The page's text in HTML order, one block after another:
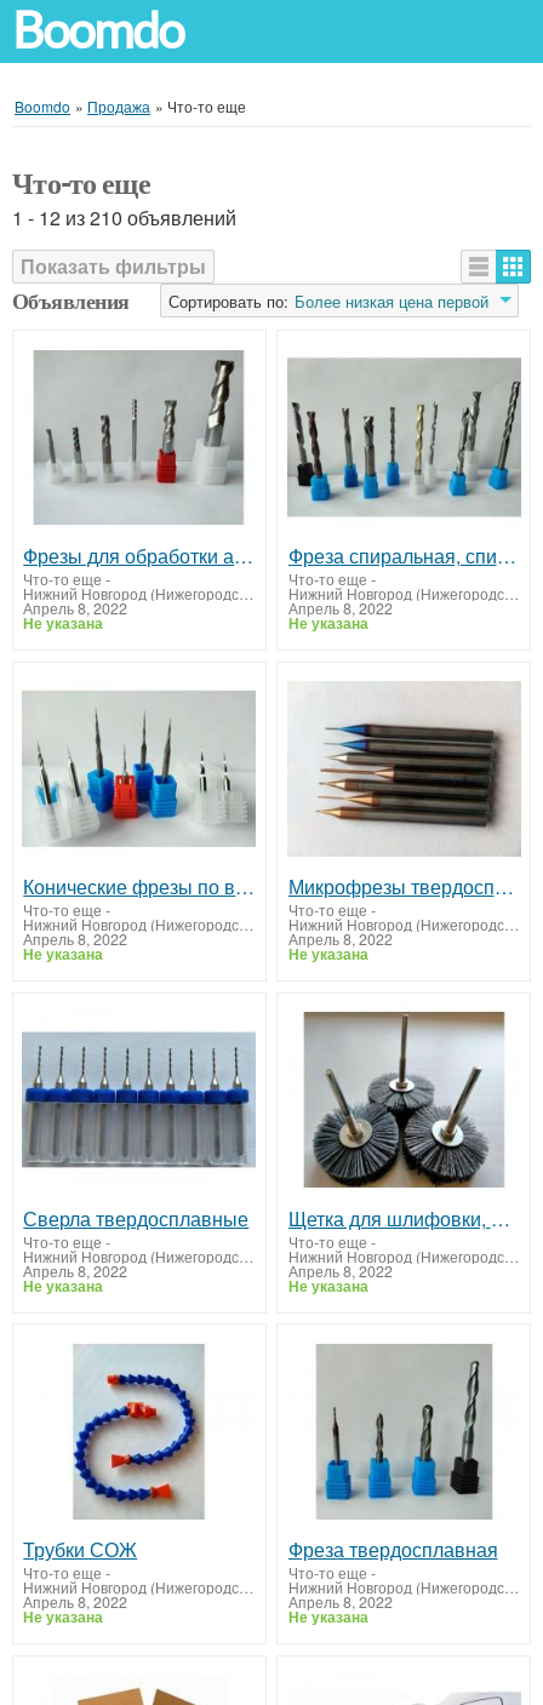
Boomdo
Boomdo » Продажа » Что-то еще
Что-то еще
1 - 12 из 210 объявлений
Показать фильтры
Сортировать по: Более низкая цена первой
Объявления
Фрезы для обработки алюминия
Что-то еще -
Нижний Новгород (Нижегородская область)
Апрель 8, 2022
Не указана
Фреза спиральная, спиральная сферическая (дерево, пластики)
Что-то еще -
Нижний Новгород (Нижегородская область)
Апрель 8, 2022
Не указана
Конические фрезы по воску
Что-то еще -
Нижний Новгород (Нижегородская область)
Апрель 8, 2022
Не указана
Микрофрезы твердосплавные
Что-то еще -
Нижний Новгород (Нижегородская область)
Апрель 8, 2022
Не указана
Сверла твердосплавные
Что-то еще -
Нижний Новгород (Нижегородская область)
Апрель 8, 2022
Не указана
Щетка для шлифовки, полировальная насадка, полировальная щетка
Что-то еще -
Нижний Новгород (Нижегородская область)
Апрель 8, 2022
Не указана
Трубки СОЖ
Что-то еще -
Нижний Новгород (Нижегородская область)
Апрель 8, 2022
Не указана
Фреза твердосплавная
Что-то еще -
Нижний Новгород (Нижегородская область)
Апрель 8, 2022
Не указана